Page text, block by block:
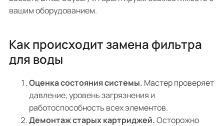
вашим оборудованием.
Как происходит замена фильтра
для воды
Оценка состояния системы. Мастер проверяет
давление, уровень загрязнения и
работоспособность всех элементов.
Демонтаж старых картриджей.Осторожно